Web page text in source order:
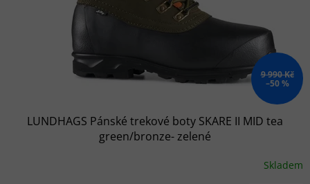
9 990 Kč
–50 %
LUNDHAGS Pánské trekové boty SKARE II MID tea
green/bronze- zelené
Skladem